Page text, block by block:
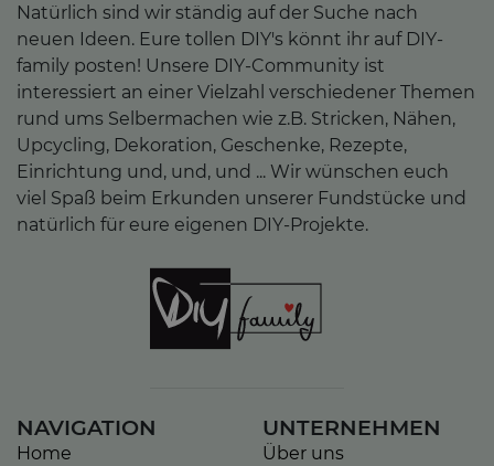
Natürlich sind wir ständig auf der Suche nach
neuen Ideen. Eure tollen DIY's könnt ihr auf DIY-
family posten! Unsere DIY-Community ist
interessiert an einer Vielzahl verschiedener Themen
rund ums Selbermachen wie z.B. Stricken, Nähen,
Upcycling, Dekoration, Geschenke, Rezepte,
Einrichtung und, und, und ... Wir wünschen euch
viel Spaß beim Erkunden unserer Fundstücke und
natürlich für eure eigenen DIY-Projekte.
NAVIGATION
Home
UNTERNEHMEN
Über uns